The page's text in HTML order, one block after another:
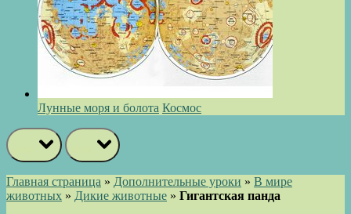
Лунные моря и болота Космос
Главная страница » Дополнительные уроки » В мире
животных » Дикие животные » Гигантская панда